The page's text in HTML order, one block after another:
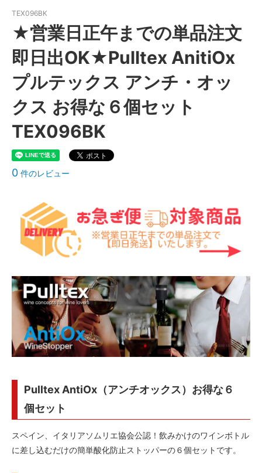
TEX096BK
★営業日正午までの単品注文
即日出OK★Pulltex AnitiOx
プルテックス アンチ・オッ
クス お得な６個セット
TEX096BK
0 件のレビュー
Pulltex AntiOx（アンチオックス）お得な６
個セット
スペイン、イタリアソムリエ協会公認！飲みかけのワインボトル
に差し込むだけの簡単酸化防止ストッパーの６個セットです。